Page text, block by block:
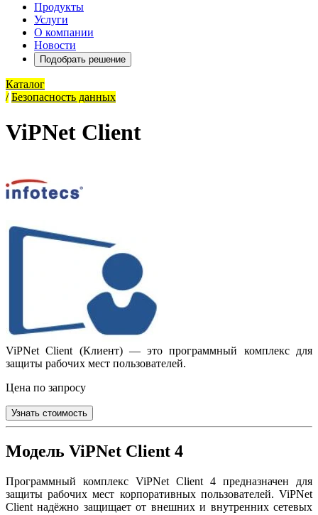
Продукты
Услуги
О компании
Новости
Подобрать решение
Каталог
/ Безопасность данных
ViPNet Client
ViPNet Client (Клиент) — это программный комплекс для
защиты рабочих мест пользователей.
Цена по запросу
Узнать стоимость
Модель ViPNet Client 4
Программный комплекс ViPNet Client 4 предназначен для
защиты рабочих мест корпоративных пользователей. ViPNet
Client надёжно защищает от внешних и внутренних сетевых